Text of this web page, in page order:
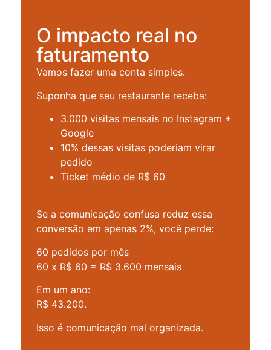
O impacto real no
faturamento
Vamos fazer uma conta simples.
Suponha que seu restaurante receba:
3.000 visitas mensais no Instagram +
Google
10% dessas visitas poderiam virar
pedido
Ticket médio de R$ 60
Se a comunicação confusa reduz essa
conversão em apenas 2%, você perde:
60 pedidos por mês
60 x R$ 60 = R$ 3.600 mensais
Em um ano:
R$ 43.200.
Isso é comunicação mal organizada.